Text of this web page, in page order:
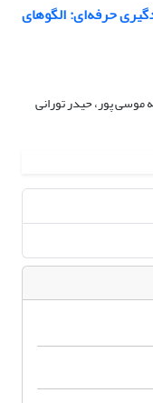
حرفه‌ای: الگوهای
موسی پور، حیدر تورانی